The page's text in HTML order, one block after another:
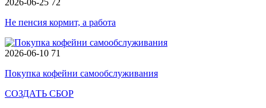
2026-06-25 72
Не пенсия кормит, а работа
2026-06-10 71
Покупка кофейни самообслуживания
СОЗДАТЬ СБОР